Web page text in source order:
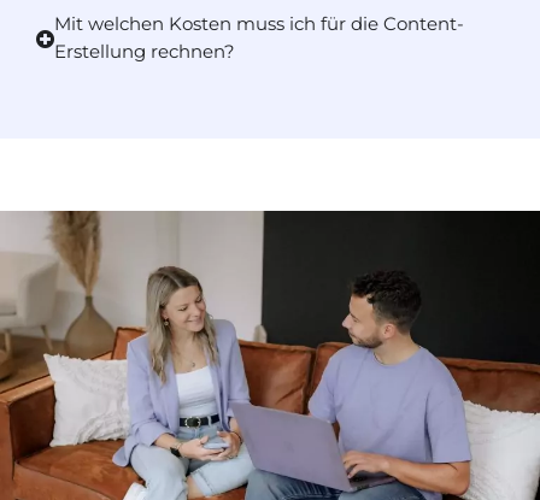
Mit welchen Kosten muss ich für die Content-
Erstellung rechnen?